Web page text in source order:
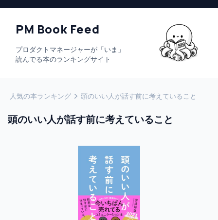
PM Book Feed
プロダクトマネージャーが「いま」
読んでる本のランキングサイト
人気の本ランキング 頭のいい人が話す前に考えていること
頭のいい人が話す前に考えていること